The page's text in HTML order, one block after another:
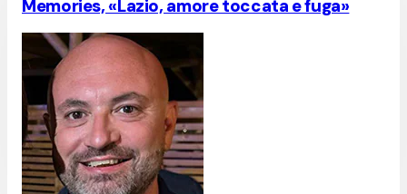
Memories, «Lazio, amore toccata e fuga»